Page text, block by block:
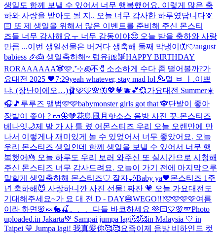
생일도 함께 보낼 수 있어서 너무 행복했어요. 이렇게 많은 축
하와 사랑을 받아도 될 지.. 오늘 너무 감사한 하루였답니다🫶
🏻 또 제 생일을 위해서 많은 이벤트를 준비해 주신 몬스티
즈들 너무 감사해요ㅜ 너무 감동이야🥺 오늘 받을 축하와 사랑
만큼 ...이번 생일선물은 버거다 생축해 둘째 막냉이🦋🩵august
babiess 🎉🎂 생일축하해~ 럽유i🎀誕HAPPY BIRTHDAY
RORAAAAAA🐼🩷₊⁺⊹꩜不🧷 소소하게 수다 좀 떨어볼까?가
요대전 2025 🖤7:29yeah whatever, stay mad lol 💁‍멀 ㅂ ㅏ.이쁘
냐. (장난이에오…)🩰🩷🩵🌸🦋💖💗🫐💕💞가요대전 Summer☀️
🎧🎵 루루즈 앨범🩷🩷babymonster girls got that 🙈단발이 좋아
장발이 좋아 ? 🍬🦋🩵花鳥風月 핫소스 음방 사진 끗-몬스티즈
베나잇🌙제 발 가 사 틀 렸 어 몬스티즈 우리 오늘 오랜만에 만
나서 이렇게나 재미있게 놀 수 있었어서 너무 좋았어요. 오늘
우리 몬스티즈 생일인데 함께 생일을 보낼 수 있어서 너무 행
복했어🎂 오늘 하루도 우리 보러 와주신 또 실시간으로 시청해
주신 몬스티즈 너무 감사드려요. 오늘이 가기 전에 마지막으루
말할게 생일축하해 몬스티즈♡ 잘자🌙Baby ya🖤몬스티즈 1주
년 축하해😈 사랑하니깐 사진 선물! 짜잔 💗 오늘 가요대전도
기대해주세요~가 요 대 전 D - DAY🍔WEGO!!!🩷🩷🩷🩷여름
이라 하면 🌸🍬🐇🍒。、、 다들 바코하세요 🫶🏻🤍🌸🪽Photo
uploaded.in Jakarta💚 Sampai jumpa lagi🥰🥰in Malaysia 💙 in
Taipei 💛 Jumpa lagi! 我真愛你🥰🥰요즘이제 음방 비하인드 컷